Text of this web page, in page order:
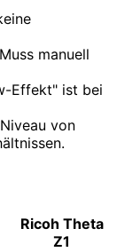
Muss manuell
Effekt" ist bei
von
Ricoh Theta
Z1